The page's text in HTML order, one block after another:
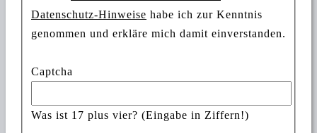
Datenschutz-Hinweise habe ich zur Kenntnis
genommen und erkläre mich damit einverstanden.
Captcha
Was ist 17 plus vier? (Eingabe in Ziffern!)